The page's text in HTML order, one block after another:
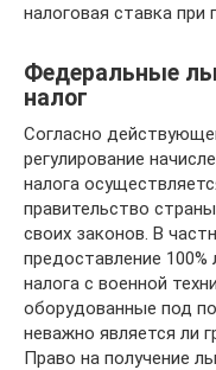
налоговая ставка при
Федеральные
налог
Согласно
регулирование
налога
правительство
своих законов. В
предоставление 100%
налога с военной
оборудованные под
неважно является ли
Право на получение